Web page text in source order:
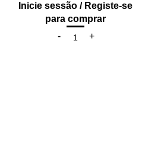
Inicie sessão / Registe-se
para comprar